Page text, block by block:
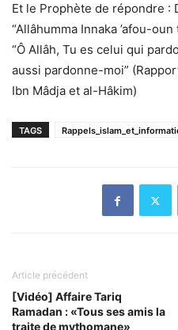
Et le Prophète de répondre :
“Allâhumma Innaka ’afou-oun
“Ô Allâh, Tu es celui qui
aussi pardonne-moi”
Ibn Mâdja et al-Hâkim)
TAGS
Article précédent
[Vidéo] Affaire Tariq
Ramadan : «Tous ses amis la
traite de mythomane»